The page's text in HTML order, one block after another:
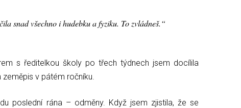
snad všechno i hudebku a fyziku. To zvládneš.
s ředitelkou školy po třech týdnech jsem docílila
v pátém ročníku.
poslední rána – odměny. Když jsem zjistila, že se